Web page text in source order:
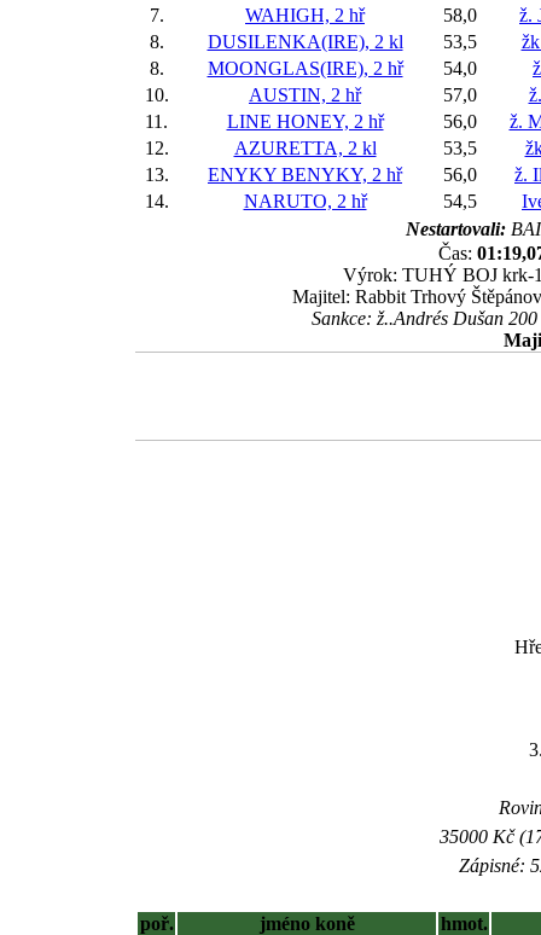
7.
WAHIGH, 2 hř 58,0
ž.
8.
DUSILENKA(IRE), 2 kl 53,5
8.
MOONGLAS(IRE), 2 hř 54,0
10.
AUSTIN, 2 hř 57,0
11.
LINE HONEY, 2 hř 56,0
ž.
12.
AZURETTA, 2 kl 53,5
13.
ENYKY BENYKY, 2 hř 56,0
ž.
14.
NARUTO, 2 hř 54,5
Nestartovali:
Čas:
Výrok: TUHÝ BOJ krk-
Majitel: Rabbit Trhový
Sankce: ž..Andrés Dušan
35000 Kč
Zápisné:
poř. jméno koně
hmot.